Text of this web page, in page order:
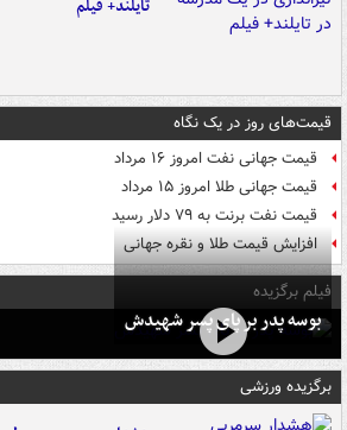
تایلند+ فیلم
قیمت‌های روز در یک نگاه
قیمت جهانی نفت امروز ۱۶ مرداد
قیمت جهانی طلا امروز ۱۵ مرداد
قیمت نفت برنت به ۷۹ دلار رسید
افزایش قیمت طلا و نقره جهانی
فیلم برگزیده
بوسه‌ پدر بر پای پسر شهیدش
برگزیده ورزشی